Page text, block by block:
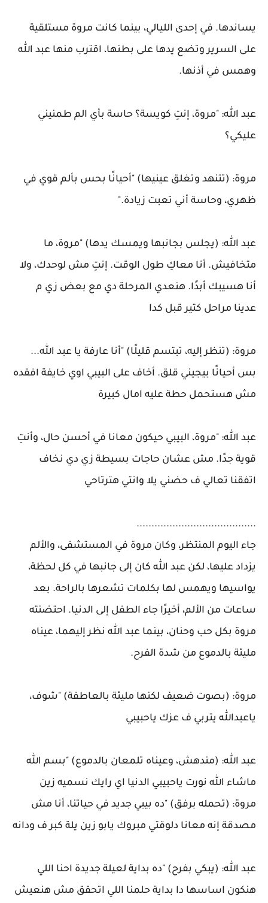
يساندها. في إحدى الليالي، بينما كانت مروة مستلقية
على السرير وتضع يدها على بطنها، اقترب منها عبد الله
وهمس في أذنها.
عبد الله: "مروة، إنتِ كويسة؟ حاسة بأي الم طمنيني
عليكي؟
مروة: (تتنهد وتغلق عينيها) "أحيانًا بحس بألم قوي في
ظهري، وحاسة أني تعبت زيادة."
عبد الله: (يجلس بجانبها ويمسك يدها) "مروة، ما
متخافيش. أنا معاكِ طول الوقت. إنتِ مش لوحدك، ولا
أنا هسيبك أبدًا. هنعدي المرحلة دي مع بعض زي م
عدينا مراحل كتير قبل كدا
مروة: (تنظر إليه، تبتسم قليلًا) "أنا عارفة يا عبد الله...
بس أحيانًا بيجيني قلق. أخاف على البيبي اوي خايفة افقده
مش هستحمل حطة عليه امال كبيرة
عبد الله: "مروة، البيبي حيكون معانا في أحسن حال، وأنتِ
قوية جدًا. مش عشان حاجات بسيطة زي دي نخاف
اتفقنا تعالي ف حضني يلا وانتي هترتاحي
........................................
جاء اليوم المنتظر، وكان مروة في المستشفى، والألم
يزداد عليها، لكن عبد الله كان إلى جانبها في كل لحظة،
يواسيها ويهمس لها بكلمات تشعرها بالراحة. بعد
ساعات من الألم، أخيرًا جاء الطفل إلى الدنيا. احتضنته
مروة بكل حب وحنان، بينما عبد الله نظر إليهما، عيناه
مليئة بالدموع من شدة الفرح.
مروة: (بصوت ضعيف لكنها مليئة بالعاطفة) "شوف،
ياعبدالله يتربي ف عزك ياحبيبي
عبد الله: (مندهش، وعيناه تلمعان بالدموع) "بسم الله
ماشاء الله نورت ياحبيبي الدنيا اي رايك نسميه زين
مروة: (تحمله برفق) "ده بيبي جديد في حياتنا، أنا مش
مصدقة إنه معانا دلوقتي مبروك يابو زين يلة كبر ف ودانه
عبد الله: (يبكي بفرح) "ده بداية لعيلة جديدة احنا اللي
هنكون اساسها دا بداية حلمنا اللي اتحقق مش هنعيش